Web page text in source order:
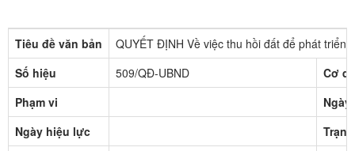
Tiêu đề văn bản
QUYẾT ĐỊNH Về việc thu hồi đất để phát
Số hiệu
509/QĐ-UBND
Cơ
Phạm vi
Ngày hiệu lực